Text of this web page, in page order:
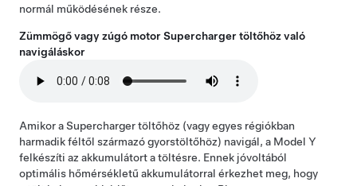
normál működésének része.
Zümmögő vagy zúgó motor Supercharger töltőhöz való
navigáláskor
Amikor a Supercharger töltőhöz (vagy egyes régiókban
harmadik féltől származó gyorstöltőhöz) navigál, a Model Y
felkészíti az akkumulátort a töltésre. Ennek jóvoltából
optimális hőmérsékletű akkumulátorral érkezhet meg, hogy